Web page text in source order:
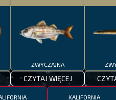
ZWYCZAJNA
CZYTAJ WIĘCEJ
KALIFORNIA